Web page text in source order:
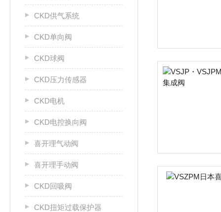
CKD供气系统
CKD单向阀
CKD球阀
CKD压力传感器
CKD电机
CKD电控换向阀
喜开理气动阀
喜开理手动阀
CKD回吸阀
CKD扭矩过载保护器